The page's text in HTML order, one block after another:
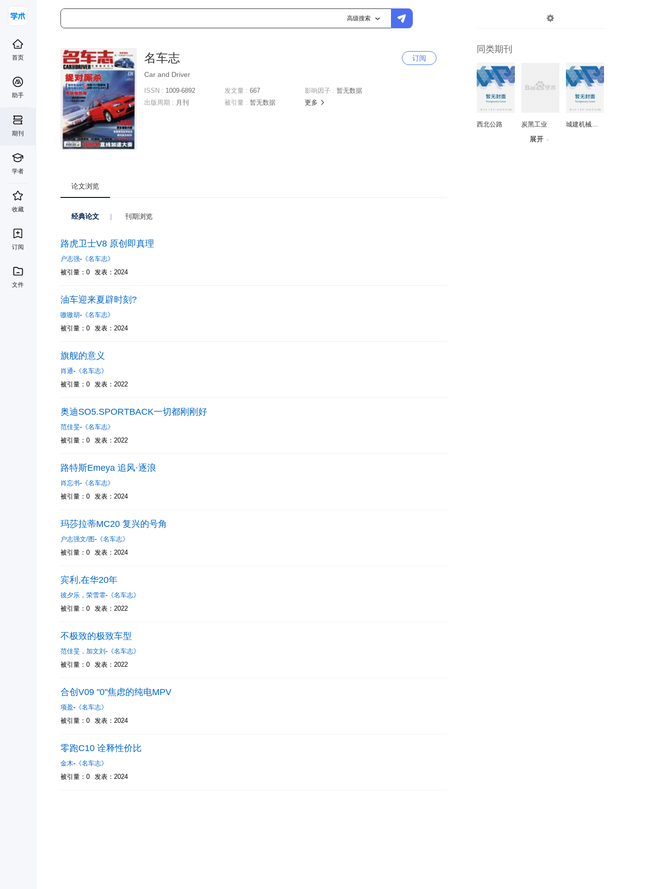
高级搜索 
首页
助手
期刊
学者
收藏
订阅
文件
名车志 订阅
Car and Driver
ISSN : 1009-6892
出版周期 : 月刊
发文量 : 667
被引量 : 暂无数据
影响因子 : 暂无数据
更多
论文浏览
经典论文 | 刊期浏览
路虎卫士V8 原创即真理
户志强- 《名车志》
被引量：0
发表：2024
油车迎来夏辟时刻?
嗷嗷胡- 《名车志》
被引量：0
发表：2024
旗舰的意义
肖通- 《名车志》
被引量：0
发表：2022
奥迪SO5.SPORTBACK一切都刚刚好
范佳旻- 《名车志》
被引量：0
发表：2022
路特斯Emeya 追风·逐浪
肖忘书- 《名车志》
被引量：0
发表：2024
玛莎拉蒂MC20 复兴的号角
户志强文/图- 《名车志》
被引量：0
发表：2024
宾利,在华20年
彼夕乐 ， 荣雪霏- 《名车志》
被引量：0
发表：2022
不极致的极致车型
范佳旻 ， 加文刘 - 《名车志》
被引量：0
发表：2022
合创V09 "0"焦虑的纯电MPV
项盈- 《名车志》
被引量：0
发表：2024
零跑C10 诠释性价比
金木- 《名车志》
被引量：0
发表：2024
同类期刊
西北公路 炭黑工业 城建机械设备
展开 